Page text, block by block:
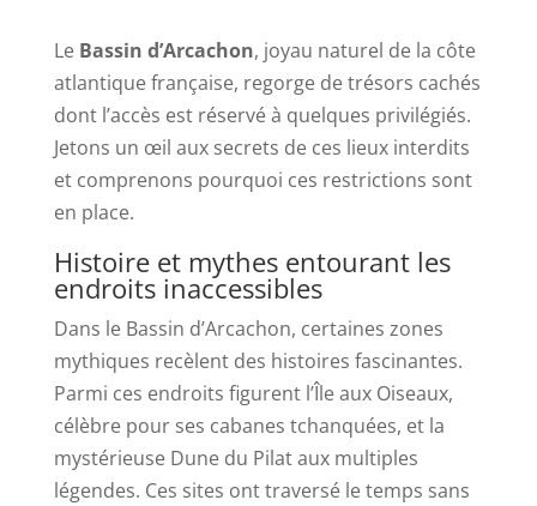
Le Bassin d’Arcachon, joyau naturel de la côte
atlantique française, regorge de trésors cachés
dont l’accès est réservé à quelques privilégiés.
Jetons un œil aux secrets de ces lieux interdits
et comprenons pourquoi ces restrictions sont
en place.
Histoire et mythes entourant les
endroits inaccessibles
Dans le Bassin d’Arcachon, certaines zones
mythiques recèlent des histoires fascinantes.
Parmi ces endroits figurent l’Île aux Oiseaux,
célèbre pour ses cabanes tchanquées, et la
mystérieuse Dune du Pilat aux multiples
légendes. Ces sites ont traversé le temps sans